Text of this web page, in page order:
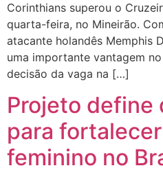
Corinthians superou o
quarta-feira, no Mineirão.
atacante holandês Memphis
uma importante vantagem
decisão da vaga na […]
Projeto define
para
feminino no